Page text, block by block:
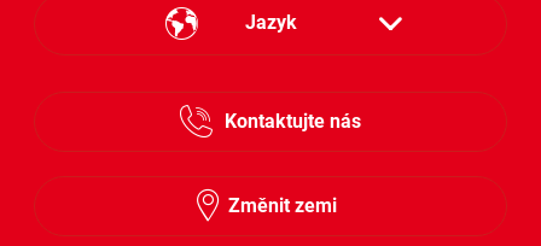
Jazyk
Česky
Kontaktujte nás
Změnit zemi